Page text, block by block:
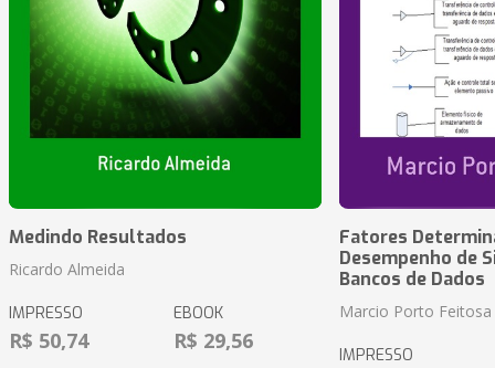
Medindo Resultados
Ricardo Almeida
IMPRESSO
R$ 50,74
EBOOK
R$ 29,56
Fatores
Desempenho de
Bancos de Dados
Marcio Porto Feitosa
IMPRESSO